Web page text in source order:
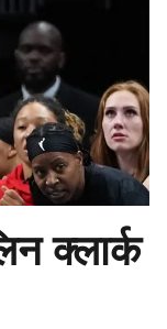
क्लार्क